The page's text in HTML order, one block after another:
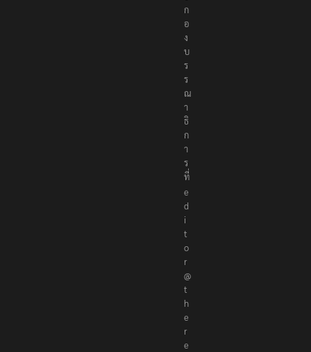
อ
ง
บ
ร
ร
ณ
า
ธิ
ก
า
ร
ที่
e
d
i
t
o
r
@
t
h
e
r
e
p